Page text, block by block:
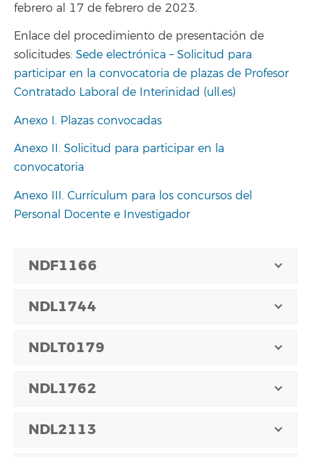
febrero al 17 de febrero de 2023.
Enlace del procedimiento de presentación de
solicitudes: Sede electrónica – Solicitud para
participar en la convocatoria de plazas de Profesor
Contratado Laboral de Interinidad (ull.es)
Anexo I. Plazas convocadas
Anexo II. Solicitud para participar en la
convocatoria
Anexo III. Currículum para los concursos del
Personal Docente e Investigador
NDF1166
NDL1744
NDLT0179
NDL1762
NDL2113